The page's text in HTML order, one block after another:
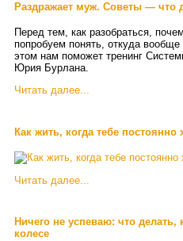
Раздражает муж. Советы — что
Перед тем, как разобраться,
попробуем понять, откуда
этом нам поможет тренинг
Юрия Бурлана.
Читать далее...
Как жить, когда тебе постоянно
Читать далее...
Ничего не успеваю: что делать,
колесе